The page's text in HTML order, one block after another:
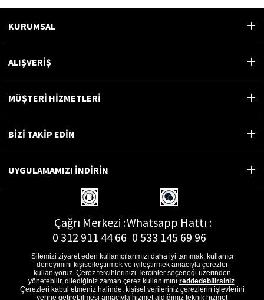
KURUMSAL
ALIŞVERİŞ
MÜŞTERİ HİZMETLERİ
BİZİ TAKİP EDİN
UYGULAMAMIZI İNDİRİN
Çağrı Merkezi :
0 312 911 44 66
Whatsapp Hattı :
0 533 145 69 96
E-Posta Adresi :
Sitemizi ziyaret eden kullanıcılarımızı daha iyi tanımak, kullanıcı
deneyimini kişiselleştirmek ve iyileştirmek amacıyla çerezler
kullanıyoruz. Çerez tercihlerinizi Tercihler seçeneği üzerinden
yönetebilir, dilediğiniz zaman çerez kullanımını reddedebilirsiniz.
Çerezleri kabul etmeniz halinde, kişisel verileriniz çerezlerin işlevlerini
yerine getirebilmesi amacıyla hizmet aldığımız teknik hizmet